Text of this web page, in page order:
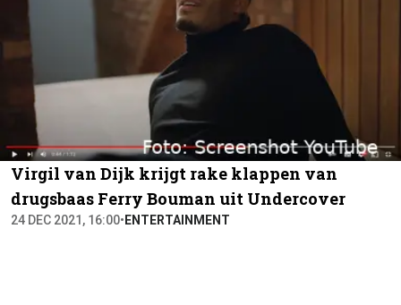
Virgil van Dijk krijgt rake klappen van
drugsbaas Ferry Bouman uit Undercover
24 DEC 2021, 16:00• ENTERTAINMENT